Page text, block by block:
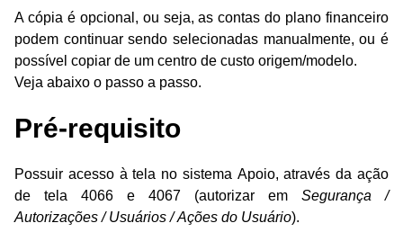
A cópia é opcional, ou seja, as contas do plano financeiro
podem continuar sendo selecionadas manualmente, ou é
possível copiar de um centro de custo origem/modelo.
Veja abaixo o passo a passo.
Pré-requisito
Possuir acesso à tela no sistema Apoio, através da ação
de tela 4066 e 4067 (autorizar em Segurança /
Autorizações / Usuários / Ações do Usuário).